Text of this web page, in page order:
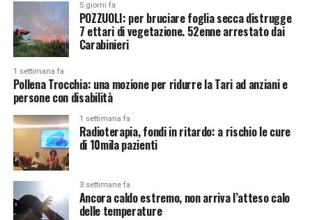
5 giorni fa
POZZUOLI: per bruciare foglia secca distrugge
7 ettari di vegetazione. 52enne arrestato dai
Carabinieri
1 settimana fa
Pollena Trocchia: una mozione per ridurre la Tari ad anziani e
persone con disabilità
1 settimana fa
Radioterapia, fondi in ritardo: a rischio le cure
di 10mila pazienti
3 settimane fa
Ancora caldo estremo, non arriva l’atteso calo
delle temperature